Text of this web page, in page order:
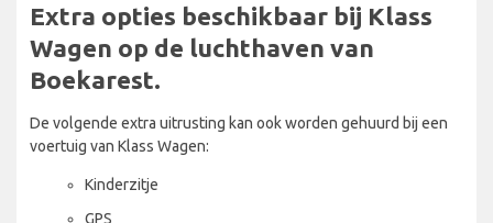
Extra opties beschikbaar bij Klass
Wagen op de luchthaven van
Boekarest.
De volgende extra uitrusting kan ook worden gehuurd bij een
voertuig van Klass Wagen:
Kinderzitje
GPS